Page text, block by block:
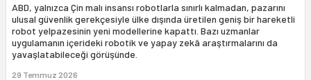
ABD, yalnızca Çin malı insansı robotlarla sınırlı kalmadan, pazarını
ulusal güvenlik gerekçesiyle ülke dışında üretilen geniş bir hareketli
robot yelpazesinin yeni modellerine kapattı. Bazı uzmanlar
uygulamanın içerideki robotik ve yapay zekâ araştırmalarını da
yavaşlatabileceği görüşünde.
29 Temmuz 2026